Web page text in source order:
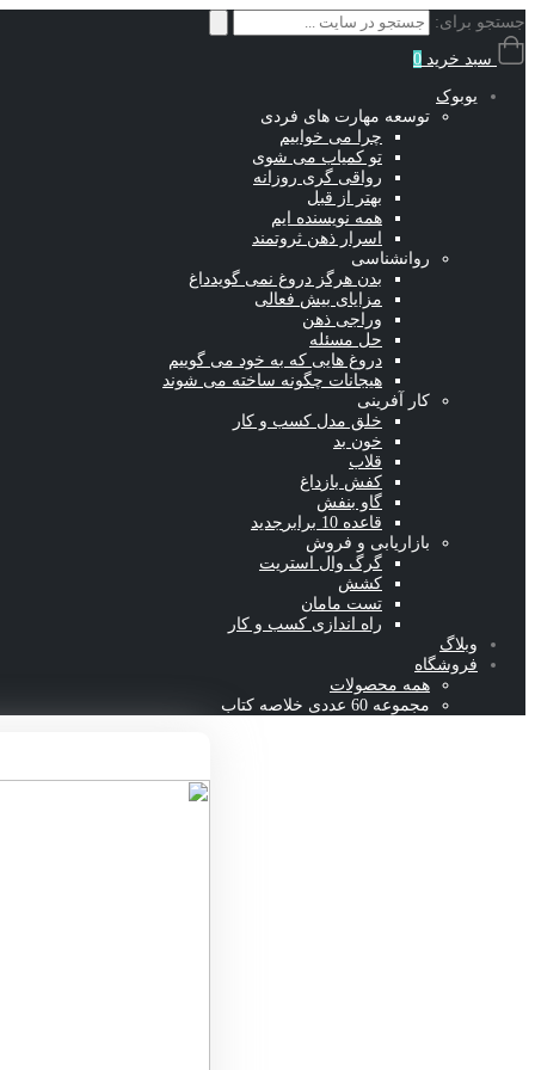
جستجو برای:
سبد خرید 0
یوبوک
توسعه مهارت های فردی
چرا می خوابیم
تو کمیاب می شوی
رواقی گری روزانه
بهتر از قبل
همه نویسنده ایم
اسرار ذهن ثروتمند
روانشناسی
بدن هرگز دروغ نمی گویدداغ
مزایای بیش فعالی
وراجی ذهن
حل مسئله
دروغ هایی که به خود می گوییم
هیجانات چگونه ساخته می شوند
کار آفرینی
خلق مدل کسب و کار
خون بد
قلاب
کفش باز داغ
گاو بنفش
قاعده 10 برابر
جدید
بازاریابی و فروش
گرگ وال استریت
کشش
تست مامان
راه اندازی کسب و کار
وبلاگ
فروشگاه
همه محصولات
مجموعه 60 عددی خلاصه کتاب